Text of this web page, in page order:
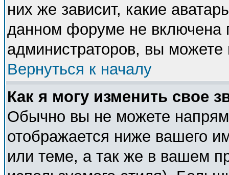
них же зависит, какие
данном форуме не включена
администраторов, вы
Вернуться к началу
Как я могу изменить свое
Обычно вы не можете
отображается ниже вашего
или теме, а так же в вашем